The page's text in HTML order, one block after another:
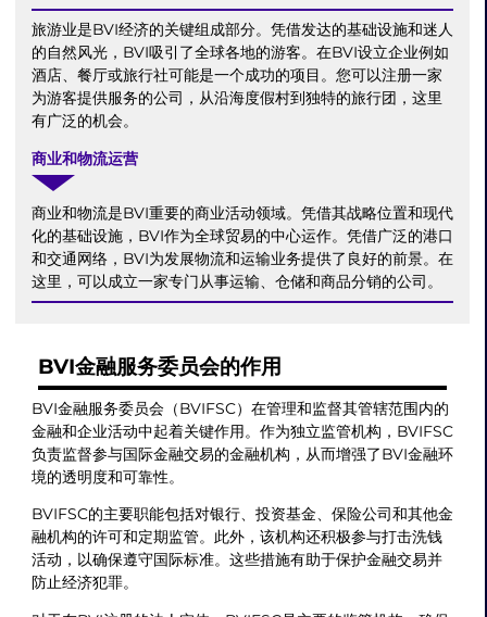
旅游业是BVI经济的关键组成部分。凭借发达的基础设施和迷人
的自然风光，BVI吸引了全球各地的游客。在BVI设立企业例如
酒店、餐厅或旅行社可能是一个成功的项目。您可以注册一家
为游客提供服务的公司，从沿海度假村到独特的旅行团，这里
有广泛的机会。
商业和物流运营
商业和物流是BVI重要的商业活动领域。凭借其战略位置和现代
化的基础设施，BVI作为全球贸易的中心运作。凭借广泛的港口
和交通网络，BVI为发展物流和运输业务提供了良好的前景。在
这里，可以成立一家专门从事运输、仓储和商品分销的公司。
BVI金融服务委员会的作用
BVI金融服务委员会（BVIFSC）在管理和监督其管辖范围内的
金融和企业活动中起着关键作用。作为独立监管机构，BVIFSC
负责监督参与国际金融交易的金融机构，从而增强了BVI金融环
境的透明度和可靠性。
BVIFSC的主要职能包括对银行、投资基金、保险公司和其他金
融机构的许可和定期监管。此外，该机构还积极参与打击洗钱
活动，以确保遵守国际标准。这些措施有助于保护金融交易并
防止经济犯罪。